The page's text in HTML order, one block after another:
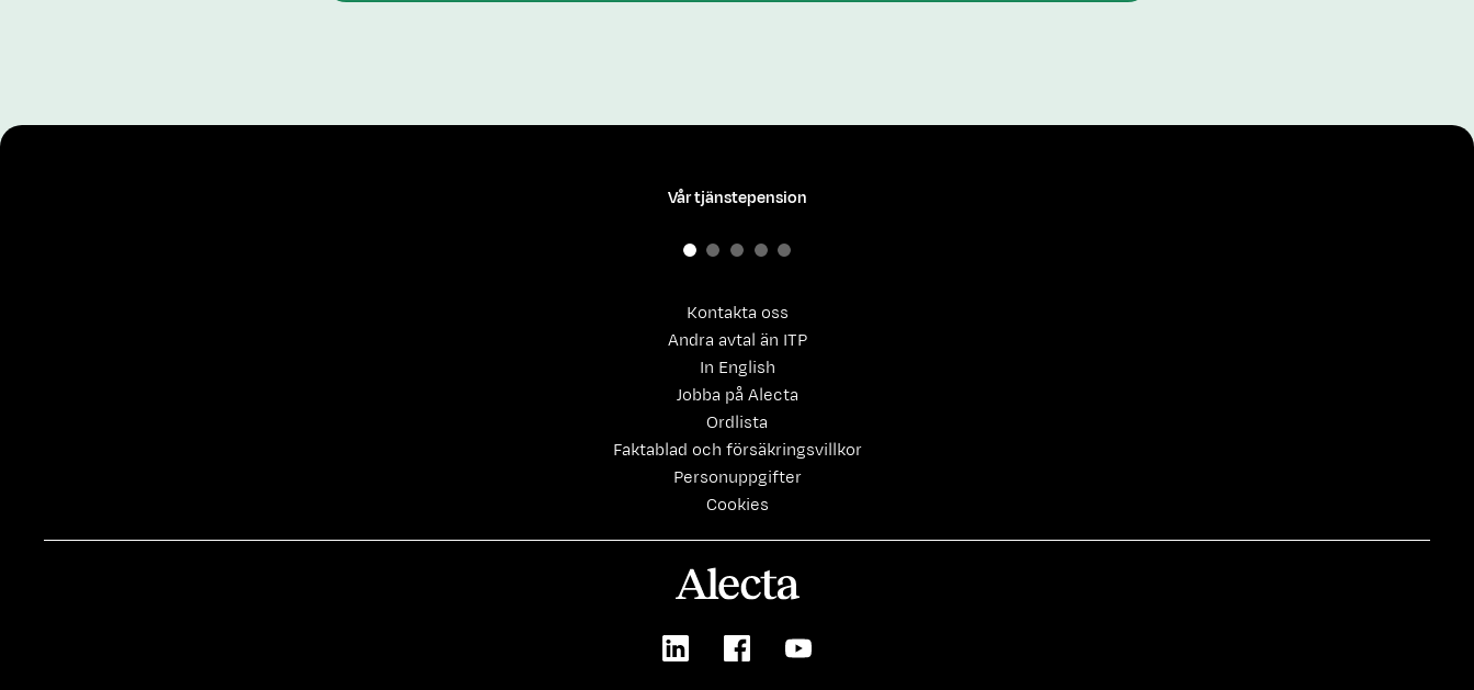
Kontakta oss
Andra avtal än ITP
In English
Jobba på Alecta
Ordlista
Faktablad och försäkringsvillkor
Personuppgifter
Cookies
Vår tjänstepension
LinkedIn FacebookYoutube
Alecta